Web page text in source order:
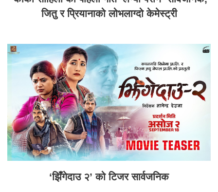
जितु र प्रियानाको लोभलाग्दो केमेस्ट्री
‘झिँगेदाउ २’ को टिजर सार्वजनिक